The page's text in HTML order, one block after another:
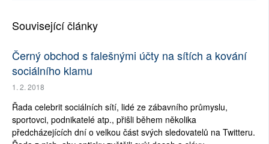
Související články
Černý obchod s falešnými účty na sítích a kování
sociálního klamu
1. 2. 2018
Řada celebrit sociálních sítí, lidé ze zábavního průmyslu,
sportovci, podnikatelé atp., přišli během několika
předcházejících dní o velkou část svých sledovatelů na Twitteru.